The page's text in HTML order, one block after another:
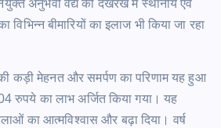
अनुभवी वैद्य की देखरेख में स्थानीय एवं
बीमारियों का इलाज भी किया जा रहा
कड़ी मेहनत और समर्पण का परिणाम यह हुआ
रुपये का लाभ अर्जित किया गया। यह
का आत्मविश्वास और बढ़ा दिया। वर्ष